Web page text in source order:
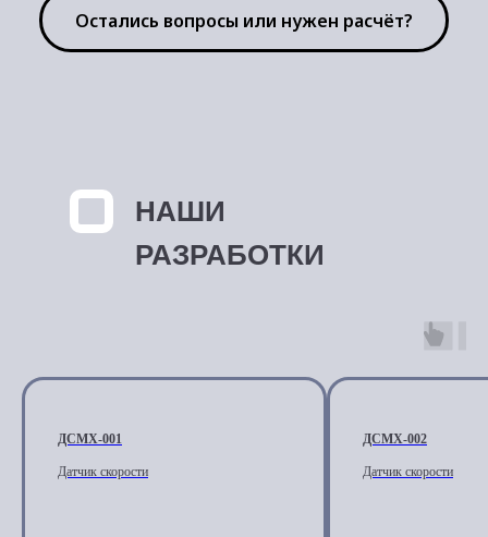
Остались вопросы или нужен расчёт?
НАШИ
РАЗРАБОТКИ
ДСМХ-001
Датчик скорости
ДСМХ-002
Датчик скорости